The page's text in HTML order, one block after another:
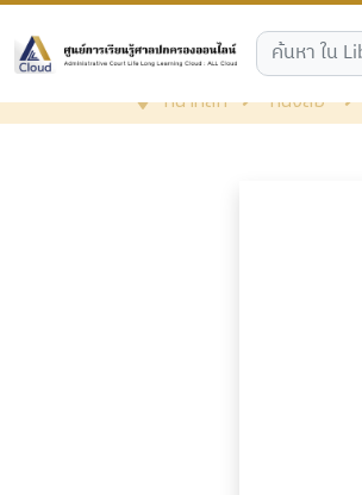
หน้าหลัก
หนังสือ